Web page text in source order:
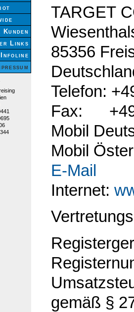
TARGET
85356
Telefon:
Fax: +49
Mobil
Mobil
E-Mail
Internet:
gemäß §
Kunden
Links